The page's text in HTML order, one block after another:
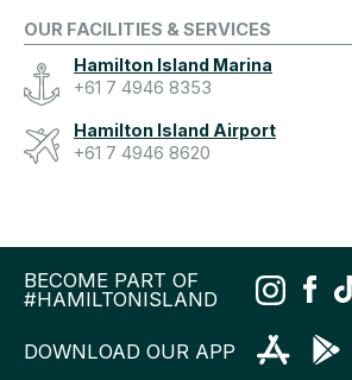
OUR FACILITIES & SERVICES
Hamilton Island Marina
+61 7 4946 8353
Hamilton Island Airport
+61 7 4946 8620
BECOME PART OF
#HAMILTONISLAND
DOWNLOAD OUR APP